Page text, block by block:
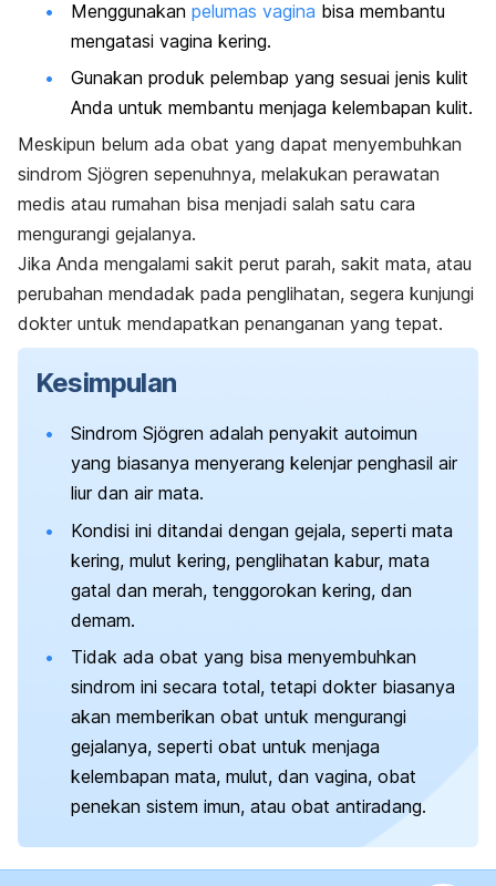
Menggunakan pelumas vagina bisa membantu
mengatasi vagina kering.
Gunakan produk pelembap yang sesuai jenis kulit
Anda untuk membantu menjaga kelembapan kulit.
Meskipun belum ada obat yang dapat menyembuhkan
sindrom Sjögren sepenuhnya, melakukan perawatan
medis atau rumahan bisa menjadi salah satu cara
mengurangi gejalanya.
Jika Anda mengalami sakit perut parah, sakit mata, atau
perubahan mendadak pada penglihatan, segera kunjungi
dokter untuk mendapatkan penanganan yang tepat.
Kesimpulan
Sindrom Sjögren adalah penyakit autoimun
yang biasanya menyerang kelenjar penghasil air
liur dan air mata.
Kondisi ini ditandai dengan gejala, seperti mata
kering, mulut kering, penglihatan kabur, mata
gatal dan merah, tenggorokan kering, dan
demam.
Tidak ada obat yang bisa menyembuhkan
sindrom ini secara total, tetapi dokter biasanya
akan memberikan obat untuk mengurangi
gejalanya, seperti obat untuk menjaga
kelembapan mata, mulut, dan vagina, obat
penekan sistem imun, atau obat antiradang.